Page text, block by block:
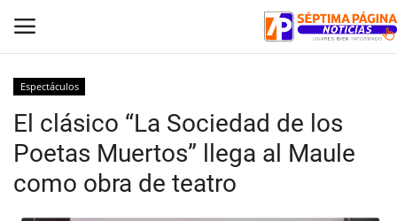
Inicio
Crónica
Espectáculos
El clásico “La Sociedad de los
Poetas Muertos” llega al Maule
como obra de teatro